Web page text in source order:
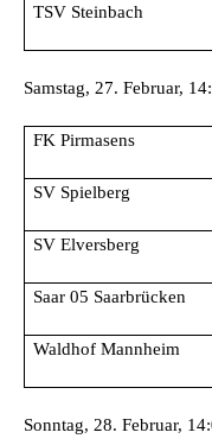
TSV Steinbach
Samstag, 27. Februar,
FK Pirmasens
SV Spielberg
SV Elversberg
Saar 05 Saarbrücken
Waldhof Mannheim
Sonntag, 28. Februar,